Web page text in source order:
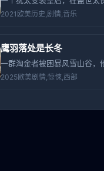
2021 欧美历史,剧情,音乐
鹰羽落处是长冬
一群淘金者被困暴风雪山谷，
2025欧美剧情,惊悚,西部